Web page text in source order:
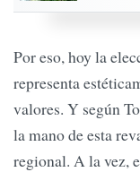
Por eso, hoy la
representa
valores. Y según
la mano de esta
regional. A la vez,